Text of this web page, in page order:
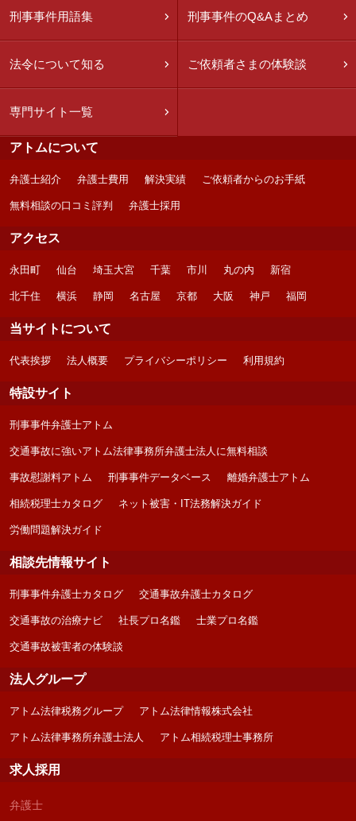
刑事事件用語集 刑事事件のQ&Aまとめ
法令について知る ご依頼者さまの体験談
専門サイト一覧
アトムについて
弁護士紹介 弁護士費用 解決実績 ご依頼者からのお手紙
無料相談の口コミ評判 弁護士採用
アクセス
永田町 仙台 埼玉大宮 千葉 市川 丸の内 新宿
北千住 横浜 静岡 名古屋 京都 大阪 神戸 福岡
当サイトについて
代表挨拶 法人概要 プライバシーポリシー 利用規約
特設サイト
刑事事件弁護士アトム
交通事故に強いアトム法律事務所弁護士法人に無料相談
事故慰謝料アトム 刑事事件データベース 離婚弁護士アトム
相続税理士カタログ ネット被害・IT法務解決ガイド
労働問題解決ガイド
相談先情報サイト
刑事事件弁護士カタログ 交通事故弁護士カタログ
交通事故の治療ナビ 社長プロ名鑑 士業プロ名鑑
交通事故被害者の体験談
法人グループ
アトム法律税務グループ アトム法律情報株式会社
アトム法律事務所弁護士法人 アトム相続税理士事務所
求人採用
弁護士